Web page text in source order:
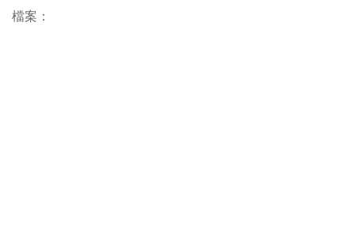
檔案：